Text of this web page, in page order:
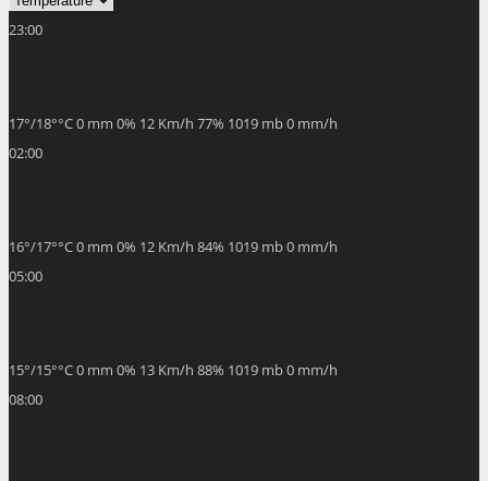
23:00
17°/18°°C0 mm 0% 12 Km/h 77% 1019 mb0 mm/h
02:00
16°/17°°C0 mm 0% 12 Km/h 84% 1019 mb0 mm/h
05:00
15°/15°°C0 mm 0% 13 Km/h 88% 1019 mb0 mm/h
08:00